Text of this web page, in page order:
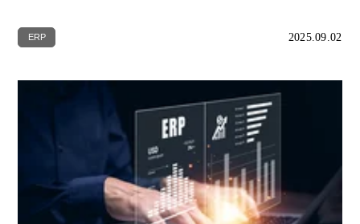
ERP 2025.09.02